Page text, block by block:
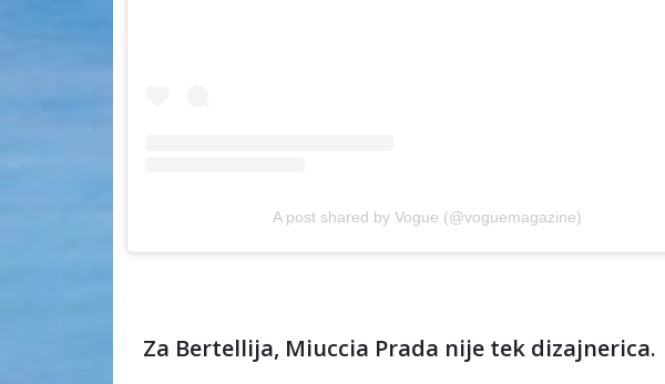
A post shared by Vogue (@voguemagazine)
Za Bertellija, Miuccia Prada nije tek dizajnerica.